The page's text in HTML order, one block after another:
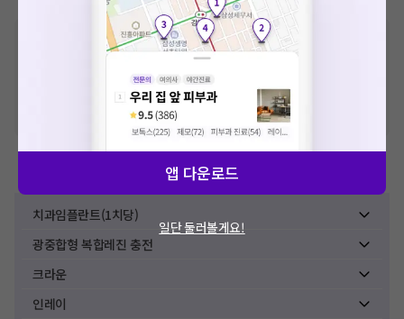
비급여 항목의 경우,추가비용 등으로 실제 가격과 상이할 수 있으니, 정확
한 가격은 해당 의료기관에 직접 문의해주세요.
격입니다. (진료와 연관된 복합적인 비용이 추가되어, 병원마다 금액이 다르게
산정될 수 있는 점 참고 바랍니다.)
※ 이벤트가, 할인가는VAT 포함
치과임플란트(1치당)
광중합형 복합레진 충전
크라운
인레이
앱 다운로드
일단 둘러볼게요!